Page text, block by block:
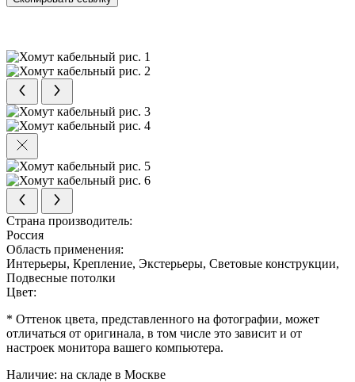
Страна производитель:
Россия
Область применения:
Интерьеры, Крепление, Экстерьеры, Световые конструкции,
Подвесные потолки
Цвет:
* Оттенок цвета, представленного на фотографии, может
отличаться от оригинала, в том числе это зависит и от
настроек монитора вашего компьютера.
Наличие: на складе в Москве